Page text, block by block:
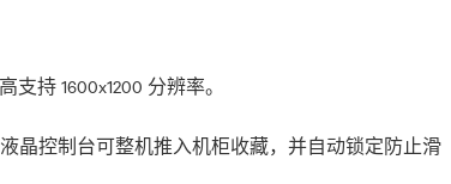
支持 1600x1200 分辨率。
晶控制台可整机推入机柜收藏，并自动锁定防止滑